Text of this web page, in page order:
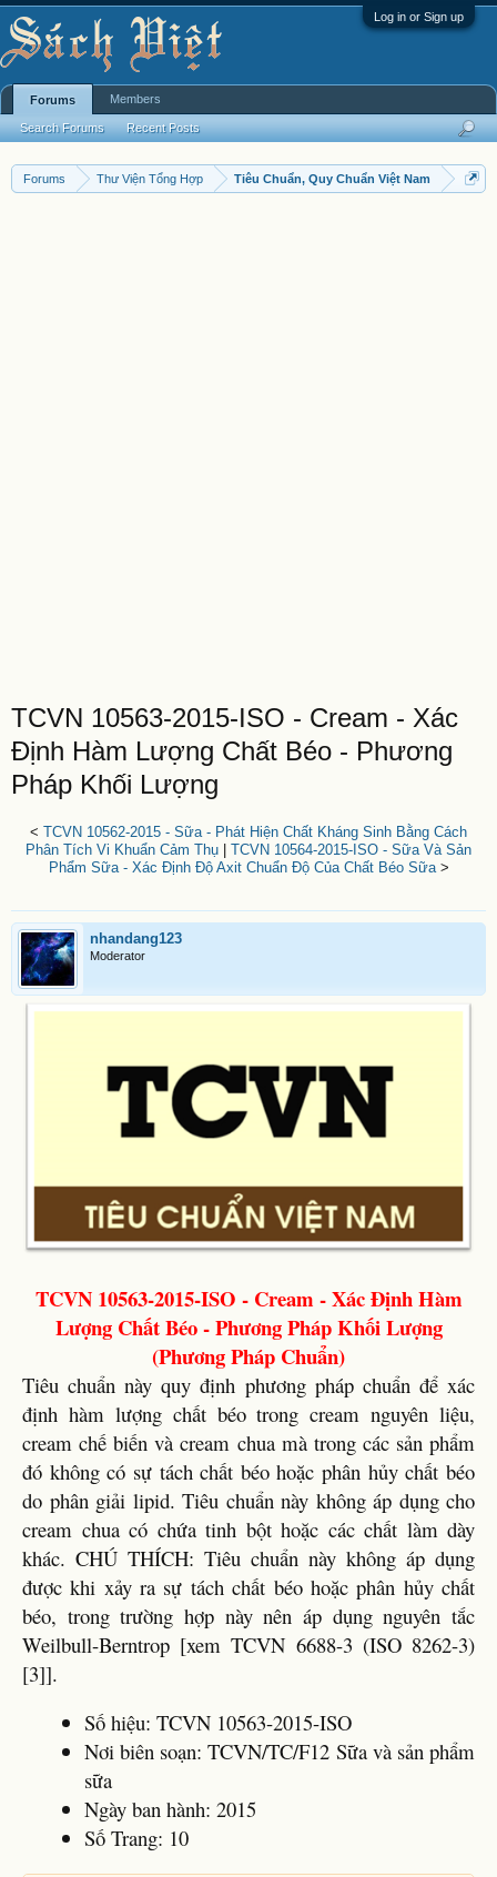
Log in or Sign up
Forums Thư Viện Tổng Hợp Tiêu Chuẩn, Quy Chuẩn Việt Nam
TCVN 10563-2015-ISO - Cream - Xác
Định Hàm Lượng Chất Béo - Phương
Pháp Khối Lượng
< TCVN 10562-2015 - Sữa - Phát Hiện Chất Kháng Sinh Bằng Cách
Phân Tích Vi Khuẩn Cảm Thụ
TCVN 10564-2015-ISO - Sữa Và Sản
Phẩm Sữa - Xác Định Độ Axit Chuẩn Độ Của Chất Béo Sữa>
nhandang123
Moderator
TCVN 10563-2015-ISO - Cream - Xác Định Hàm
Lượng Chất Béo - Phương Pháp Khối Lượng
(Phương Pháp Chuẩn)
Tiêu chuẩn này quy định phương pháp chuẩn để xác
định hàm lượng chất béo trong cream nguyên liệu,
cream chế biến và cream chua mà trong các sản phẩm
đó không có sự tách chất béo hoặc phân hủy chất béo
do phân giải lipid. Tiêu chuẩn này không áp dụng cho
cream chua có chứa tinh bột hoặc các chất làm dày
khác. CHÚ THÍCH: Tiêu chuẩn này không áp dụng
được khi xảy ra sự tách chất béo hoặc phân hủy chất
béo, trong trường hợp này nên áp dụng nguyên tắc
Weilbull-Berntrop [xem TCVN 6688-3 (ISO 8262-3)
[3]].
Số hiệu: TCVN 10563-2015-ISO
Nơi biên soạn: TCVN/TC/F12 Sữa và sản phẩm
sữa
Ngày ban hành: 2015
Số Trang: 10
Forums
Search Forums Recent Posts
Members